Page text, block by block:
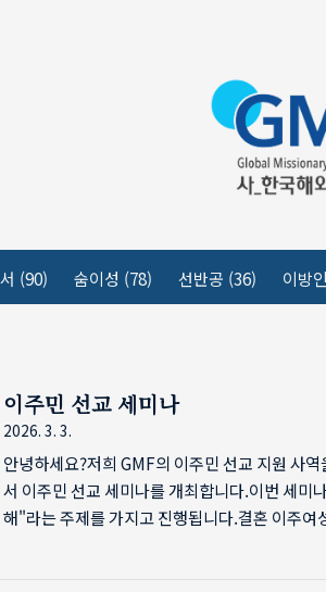
(90) 숨이성 (78) 선반공 (36) 이방
이주민 선교 세미나
2026. 3. 3.
안녕하세요?저희 GMF의 이주민 선교 지원 사
서 이주민 선교 세미나를 개최합니다.이번 세미
해"라는 주제를 가지고 진행됩니다.결혼 이주여